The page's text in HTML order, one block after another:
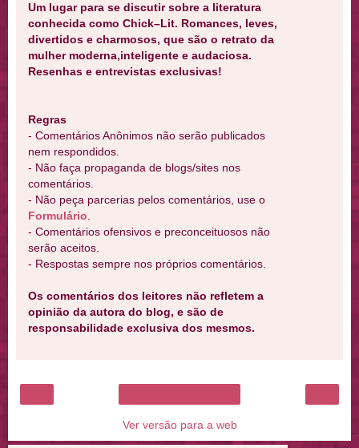
Um lugar para se discutir sobre a literatura
conhecida como Chick–Lit. Romances, leves,
divertidos e charmosos, que são o retrato da
mulher moderna,inteligente e audaciosa.
Resenhas e entrevistas exclusivas!
Regras
- Comentários Anônimos não serão publicados
nem respondidos.
- Não faça propaganda de blogs/sites nos
comentários.
- Não peça parcerias pelos comentários, use o
Formulário.
- Comentários ofensivos e preconceituosos não
serão aceitos.
- Respostas sempre nos próprios comentários.
Os comentários dos leitores não refletem a
opinião da autora do blog, e são de
responsabilidade exclusiva dos mesmos.
Ver versão para a web